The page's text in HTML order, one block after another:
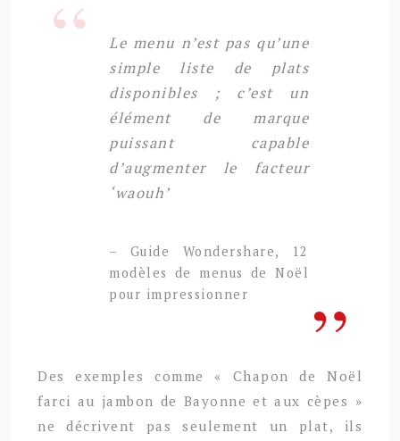
Le menu n’est pas qu’une
simple liste de plats
disponibles ; c’est un
élément de marque
puissant capable
d’augmenter le facteur
‘waouh’
– Guide Wondershare, 12
modèles de menus de Noël
pour impressionner
Des exemples comme « Chapon de Noël
farci au jambon de Bayonne et aux cèpes »
ne décrivent pas seulement un plat, ils